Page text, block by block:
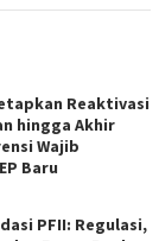
Reaktivasi
hingga Akhir
Wajib
Baru
PFII: Regulasi,